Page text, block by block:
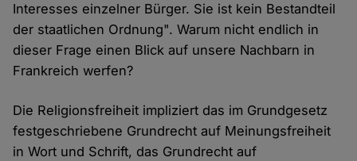
Interesses einzelner Bürger. Sie ist kein Bestandteil
der staatlichen Ordnung". Warum nicht endlich in
dieser Frage einen Blick auf unsere Nachbarn in
Frankreich werfen?
Die Religionsfreiheit impliziert das im Grundgesetz
festgeschriebene Grundrecht auf Meinungsfreiheit
in Wort und Schrift, das Grundrecht auf